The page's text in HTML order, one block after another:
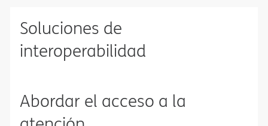
Soluciones de
interoperabilidad​​
Abordar el acceso a la